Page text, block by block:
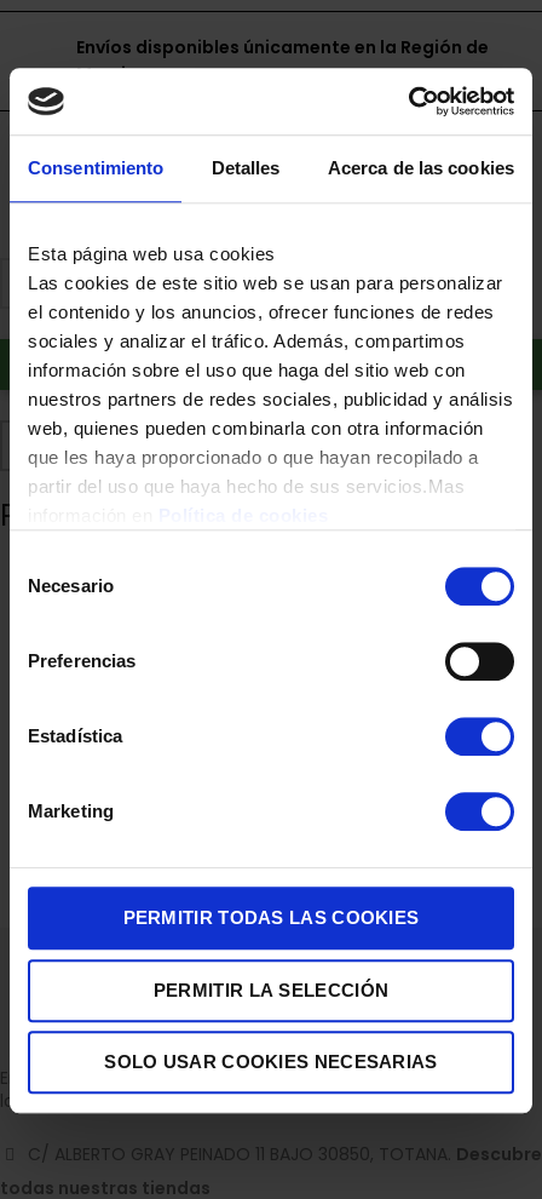
Consentimiento Detalles Acerca de las cookies
Esta página web usa cookies
Las cookies de este sitio web se usan para personalizar
el contenido y los anuncios, ofrecer funciones de redes
sociales y analizar el tráfico. Además, compartimos
información sobre el uso que haga del sitio web con
nuestros partners de redes sociales, publicidad y análisis
web, quienes pueden combinarla con otra información
que les haya proporcionado o que hayan recopilado a
partir del uso que haya hecho de sus servicios.Mas
Necesario
Preferencias
Estadística
Marketing
PERMITIR TODAS LAS COOKIES
PERMITIR LA SELECCIÓN
SOLO USAR COOKIES NECESARIAS
Envíos disponibles únicamente en la Región de
Murcia.
Añadir al carrito
Añadir a favoritos
Productos relacionados
CUCHILLO TEFAL PERFECT RESIST SET 3 CHEF,MULTI,PEL
29,00€
Empresa dedicada a la venta de accesorios para el hogar con
la experiencia de 36 años.
C/ ALBERTO GRAY PEINADO 11 BAJO 30850, TOTANA. Descubre
todas nuestras tiendas